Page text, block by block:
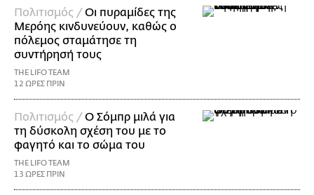
Πολιτισμός /Οι πυραμίδες της
Μερόης κινδυνεύουν, καθώς ο
πόλεμος σταμάτησε τη
συντήρησή τους
THE LIFO TEAM
12 ΩΡΕΣ ΠΡΙΝ
Πολιτισμός /Ο Σόμπρ μιλά για
τη δύσκολη σχέση του με το
φαγητό και το σώμα του
THE LIFO TEAM
13 ΩΡΕΣ ΠΡΙΝ